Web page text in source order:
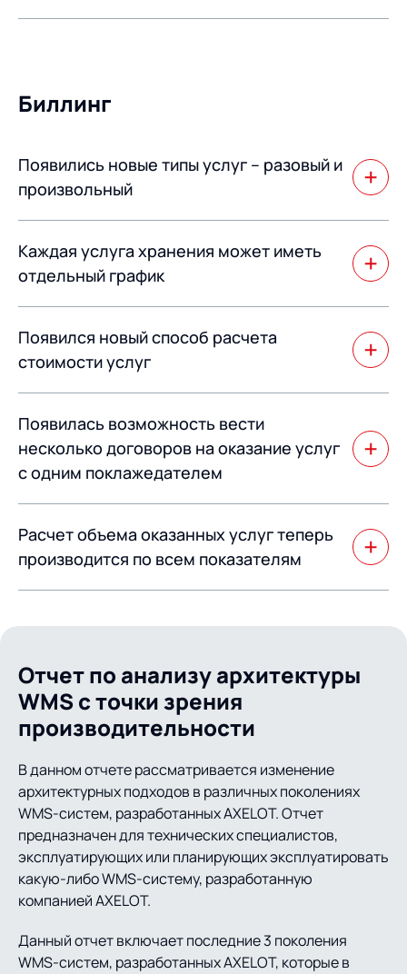
Биллинг
Появились новые типы услуг – разовый и
произвольный
документов – Регистрация услуги. Произвольный тип
услуг позволяет выполнить произвольный алгоритм
Каждая услуга хранения может иметь
отдельный график
график объема запасов остатков, находящихся на
складе.
Появился новый способ расчета
стоимости услуг
тарифной сетке нарастающим итогом.
Появилась возможность вести
несколько договоров на оказание услуг
с одним поклажедателем
различных тарифных методик на один и тот же набор
услуг.
Расчет объема оказанных услуг теперь
производится по всем показателям
по всем показателям, а не только по
Отчет по анализу архитектуры
WMS с точки зрения
производительности
В данном отчете рассматривается изменение
архитектурных подходов в различных поколениях
WMS-систем, разработанных AXELOT. Отчет
предназначен для технических специалистов,
эксплуатирующих или планирующих эксплуатировать
какую-либо WMS-систему, разработанную
компанией AXELOT.
Данный отчет включает последние 3 поколения
WMS-систем, разработанных AXELOT, которые в